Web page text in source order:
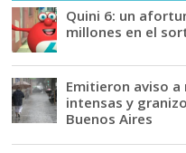
Quini 6: un
millones en el
Emitieron aviso
intensas y
Buenos Aires